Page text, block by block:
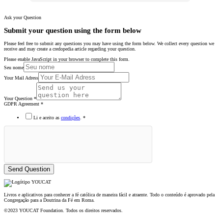
Ask your Question
Submit your question using the form below
Please feel free to submit any questions you may have using the form below. We collect every question we
receive and may create a credopedia article regarding your question.
Please enable JavaScript in your browser to complete this form.
Seu nome
Your Mail Adress
Your Question *
GDPR Agreement *
Li e aceito as condições *
Send Question
Livros e aplicativos para conhecer a fé católica de maneira fácil e atraente. Todo o conteúdo é aprovado pela
Congregação para a Doutrina da Fé em Roma.
©2023 YOUCAT Foundation. Todos os direitos reservados.